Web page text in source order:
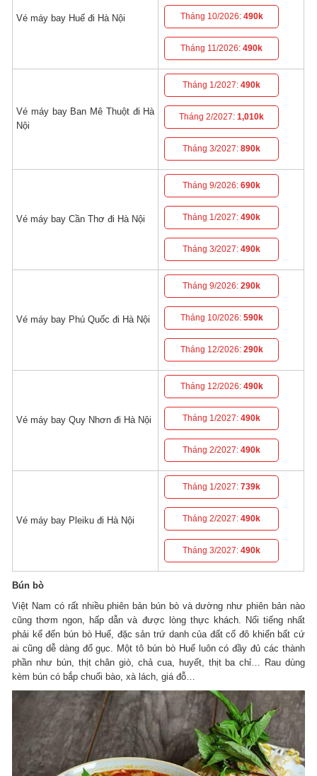
Vé máy bay Huế đi Hà Nội Tháng 10/2026: 490k
Tháng 11/2026:490k
Vé máy bay Ban Mê Thuột đi Hà
Nội
Tháng 1/2027:490k
Tháng 2/2027:1,010k
Tháng 3/2027:890k
Vé máy bay Cần Thơ đi Hà Nội
Tháng 9/2026:690k
Tháng 1/2027:490k
Tháng 3/2027:490k
Vé máy bay Phú Quốc đi Hà Nội
Tháng 9/2026:290k
Tháng 10/2026: 590k
Tháng 12/2026: 290k
Vé máy bay Quy Nhơn đi Hà Nội
Tháng 12/2026: 490k
Tháng 1/2027:490k
Tháng 2/2027:490k
Vé máy bay Pleiku đi Hà Nội
Tháng 1/2027:739k
Tháng 2/2027:490k
Tháng 3/2027:490k
Bún bò
Việt Nam có rất nhiều phiên bản bún bò và dường như phiên bản nào
cũng thơm ngon, hấp dẫn và được lòng thực khách. Nổi tiếng nhất
phải kể đến bún bò Huế, đặc sản trứ danh của đất cố đô khiến bất cứ
ai cũng dễ dàng đổ gục. Một tô bún bò Huế luôn có đầy đủ các thành
phần như bún, thịt chân giò, chả cua, huyết, thịt ba chỉ… Rau dùng
kèm bún có bắp chuối bào, xà lách, giá đỗ…